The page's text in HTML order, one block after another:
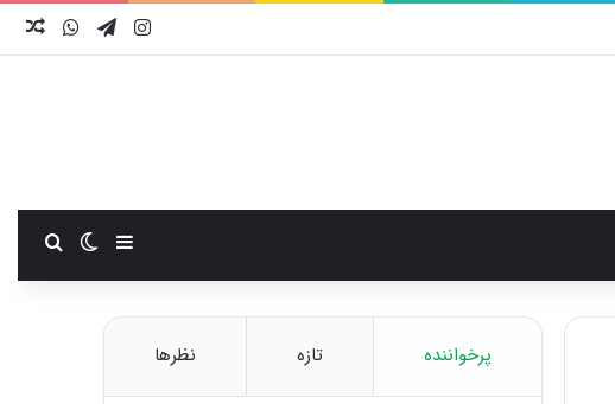
اینستاگرام
تلگرام واتس
سایدبارتغییر
پرخواننده تازه نظرها